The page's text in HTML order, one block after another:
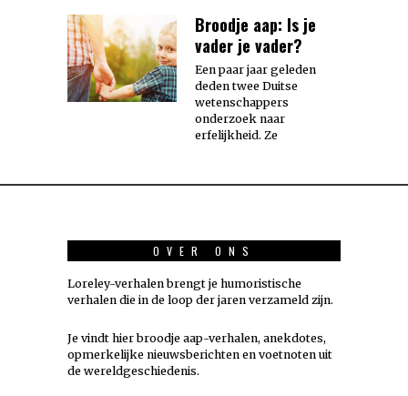
Broodje aap: Is je
vader je vader?
Een paar jaar geleden
deden twee Duitse
wetenschappers
onderzoek naar
erfelijkheid. Ze
OVER ONS
Loreley-verhalen brengt je humoristische
verhalen die in de loop der jaren verzameld zijn.
Je vindt hier broodje aap-verhalen, anekdotes,
opmerkelijke nieuwsberichten en voetnoten uit
de wereldgeschiedenis.